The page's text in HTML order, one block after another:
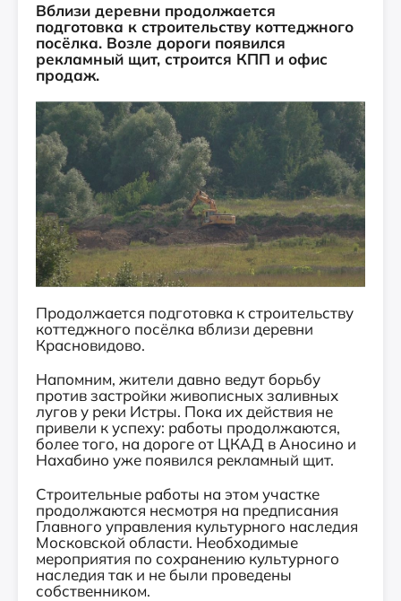
Вблизи деревни продолжается
подготовка к строительству коттеджного
посёлка. Возле дороги появился
рекламный щит, строится КПП и офис
продаж.
Продолжается подготовка к строительству
коттеджного посёлка вблизи деревни
Красновидово.
Напомним, жители давно ведут борьбу
против застройки живописных заливных
лугов у реки Истры. Пока их действия не
привели к успеху: работы продолжаются,
более того, на дороге от ЦКАД в Аносино и
Нахабино уже появился рекламный щит.
Строительные работы на этом участке
продолжаются несмотря на предписания
Главного управления культурного наследия
Московской области. Необходимые
мероприятия по сохранению культурного
наследия так и не были проведены
собственником.